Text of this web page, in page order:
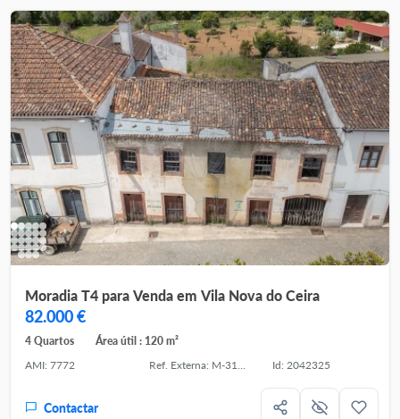
Moradia T4 para Venda em Vila Nova do Ceira
82.000 €
4 Quartos
Área útil : 120 m²
AMI: 7772
Ref. Externa: M-31416 Id: 2042325
Contactar